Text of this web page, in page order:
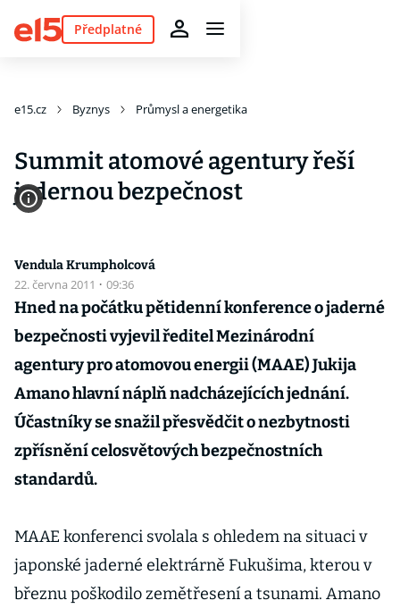
Předplatné
e15.cz Byznys Průmysl a energetika
Summit atomové agentury řeší
jadernou bezpečnost
Vendula Krumpholcová
22. června 2011 · 09:36
Hned na počátku pětidenní konference o jaderné
bezpečnosti vyjevil ředitel Mezinárodní
agentury pro atomovou energii (MAAE) Jukija
Amano hlavní náplň nadcházejících jednání.
Účastníky se snažil přesvědčit o nezbytnosti
zpřísnění celosvětových bezpečnostních
standardů.
MAAE konferenci svolala s ohledem na situaci v
japonské jaderné elektrárně Fukušima, kterou v
březnu poškodilo zemětřesení a tsunami. Amano